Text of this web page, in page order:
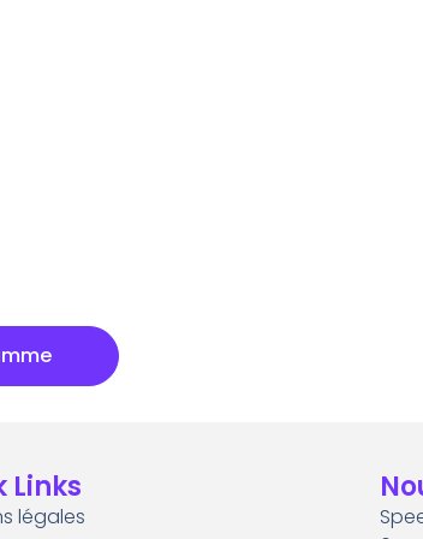
Links
légales